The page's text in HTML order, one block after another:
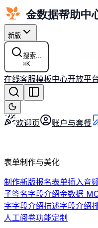
新版
搜索...
⌘K
在线客服模板中心开放平
欢迎页 账户与套餐
表单制作与美化
制作新版报名表单插入音
子签名字段介绍金数据
字字段介绍描述字段介绍
人工阅卷功能定制